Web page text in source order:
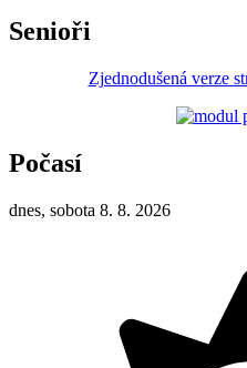
Senioři
Zjednodušená verze
Počasí
dnes, sobota 8. 8. 2026